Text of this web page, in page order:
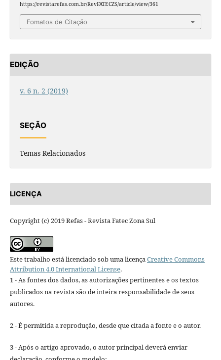
https://revistarefas.com.br/RevFATECZS/article/view/361
Fomatos de Citação
EDIÇÃO
v. 6 n. 2 (2019)
SEÇÃO
Temas Relacionados
LICENÇA
Copyright (c) 2019 Refas - Revista Fatec Zona Sul
Este trabalho está licenciado sob uma licençaCreative Commons
Attribution 4.0 International License.
1 - As fontes dos dados, as autorizações pertinentes e os textos
publicados na revista são de inteira responsabilidade de seus
autores.
2 - É permitida a reprodução, desde que citada a fonte e o autor.
3 - Após o artigo aprovado, o autor principal deverá enviar